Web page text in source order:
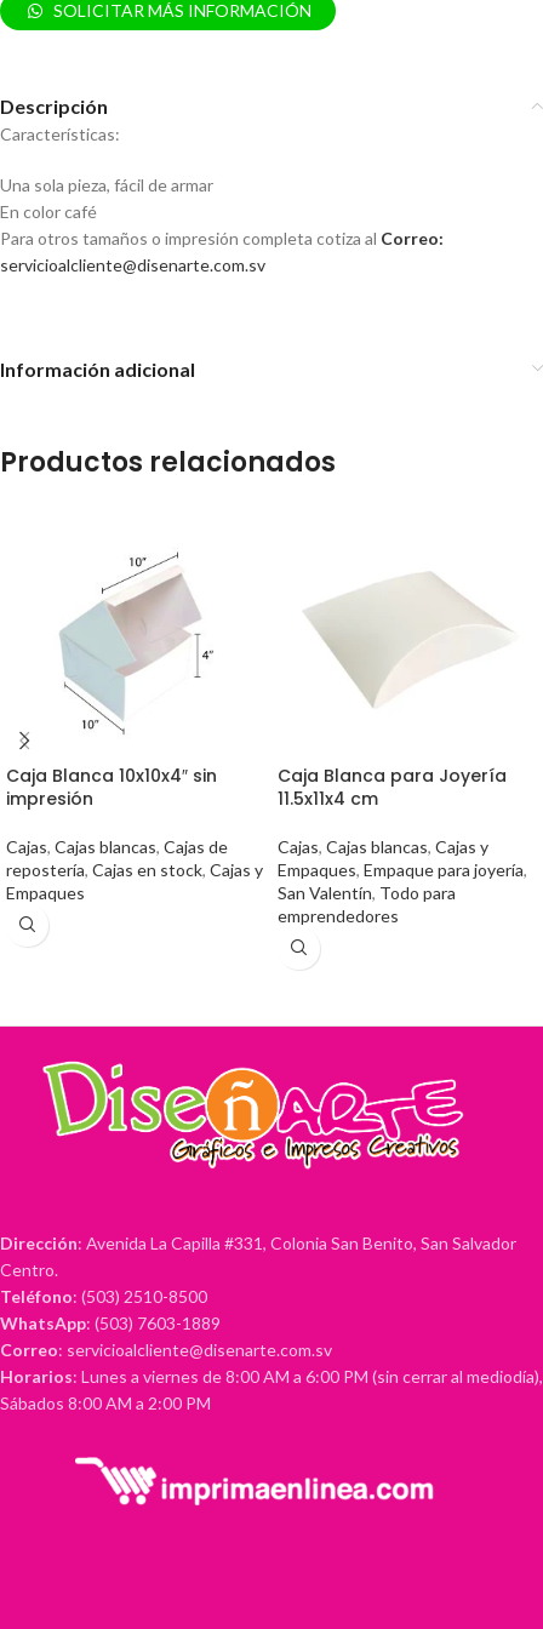
SOLICITAR MÁS INFORMACIÓN
Descripción
Características:
Una sola pieza, fácil de armar
En color café
Para otros tamaños o impresión completa cotiza al Correo:
servicioalcliente@disenarte.com.sv
Información adicional
Productos relacionados
Caja Blanca 10x10x4″ sin
impresión
Cajas, Cajas blancas, Cajas de
repostería, Cajas en stock, Cajas y
Empaques
Caja Blanca para Joyería
11.5x11x4 cm
Cajas, Cajas blancas, Cajas y
Empaques, Empaque para joyería,
San Valentín, Todo para
emprendedores
Dirección: Avenida La Capilla #331, Colonia San Benito, San Salvador
Centro.
Teléfono: (503) 2510-8500
WhatsApp: (503) 7603-1889
Correo: servicioalcliente@disenarte.com.sv
Horarios: Lunes a viernes de 8:00 AM a 6:00 PM (sin cerrar al mediodía),
Sábados 8:00 AM a 2:00 PM